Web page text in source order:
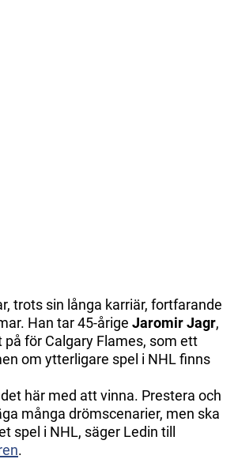
trots sin långa karriär, fortfarande
Han tar 45-årige Jaromir Jagr,
på för Calgary Flames, som ett
om ytterligare spel i NHL finns
här med att vinna. Prestera och
många drömscenarier, men ska
spel i NHL, säger Ledin till
.